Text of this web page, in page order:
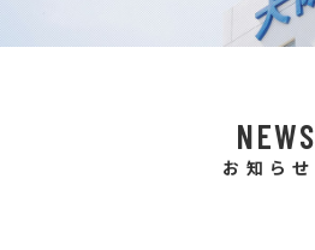
NEWS
お知らせ